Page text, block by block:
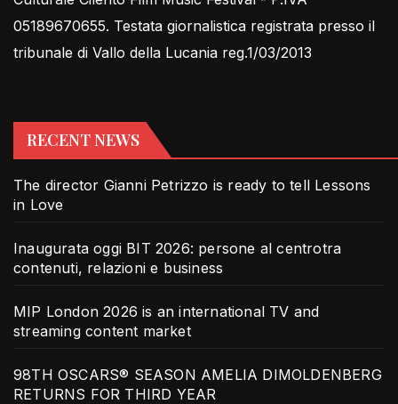
05189670655. Testata giornalistica registrata presso il
tribunale di Vallo della Lucania reg.1/03/2013
RECENT NEWS
The director Gianni Petrizzo is ready to tell Lessons
in Love
Inaugurata oggi BIT 2026: persone al centrotra
contenuti, relazioni e business
MIP London 2026 is an international TV and
streaming content market
98TH OSCARS® SEASON AMELIA DIMOLDENBERG
RETURNS FOR THIRD YEAR